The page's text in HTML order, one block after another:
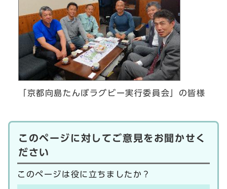
「京都向島たんぼラグビー実行委員会」の皆様
このページに対してご意見をお聞かせく
ださい
このページは役に立ちましたか？